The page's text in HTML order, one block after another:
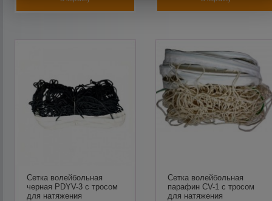
Сетка волейбольная
черная PDYV-3 с тросом
для натяжения
Сетка волейбольная
парафин CV-1 с тросом
для натяжения